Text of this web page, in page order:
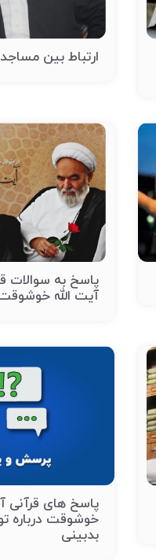
ارتباط بین
پاسخ به سوالات
آیت الله
پاسخ های قرآنی
خوشوقت درباره
بدبینی